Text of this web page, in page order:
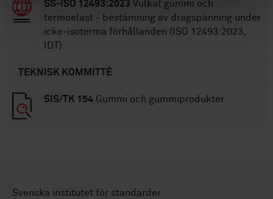
SS-ISO 12493:2023 Vulkat gummi och
termoelast - bestämning av dragspänning under
icke-isoterma förhållanden (ISO 12493:2023,
IDT)
TEKNISK KOMMITTÉ
SIS/TK 154 Gummi och gummiprodukter
Svenska institutet för standarder